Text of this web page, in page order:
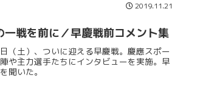
2019.11.21
一戦を前に／早慶戦前コメント集
（土）、ついに迎える早慶戦。慶應スポー
や主力選手たちにインタビューを実施。早
聞いた。